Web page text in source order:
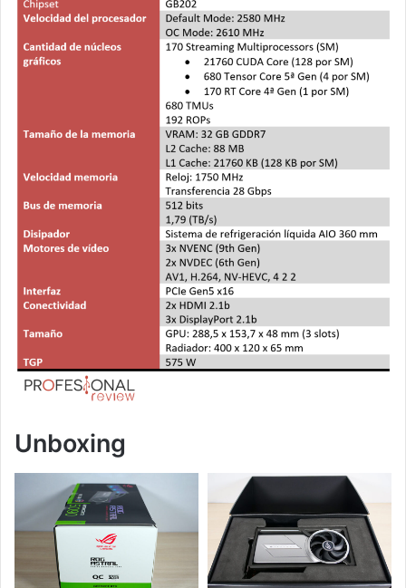
Unboxing